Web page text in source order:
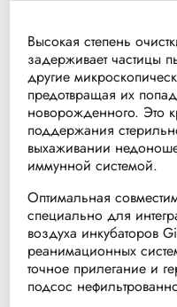
Высокая степень
задерживает частицы
другие
предотвращая их
новорожденного. Это
поддержания
выхаживании
иммунной системой.
Оптимальная
специально для
воздуха инкубаторов
реанимационных
точное прилегание и
подсос